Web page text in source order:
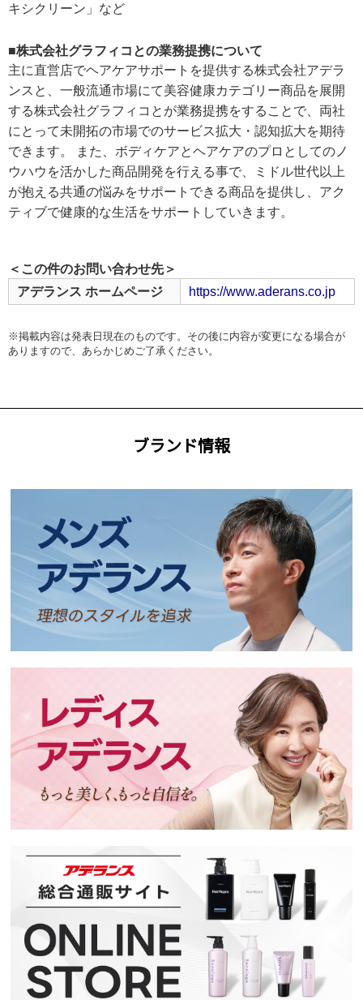
キシクリーン」など
■株式会社グラフィコとの業務提携について
主に直営店でヘアケアサポートを提供する株式会社アデラ
ンスと、一般流通市場にて美容健康カテゴリー商品を展開
する株式会社グラフィコとが業務提携をすることで、両社
にとって未開拓の市場でのサービス拡大・認知拡大を期待
できます。 また、ボディケアとヘアケアのプロとしてのノ
ウハウを活かした商品開発を行える事で、ミドル世代以上
が抱える共通の悩みをサポートできる商品を提供し、アク
ティブで健康的な生活をサポートしていきます。
＜この件のお問い合わせ先＞
アデランス ホームページ
https://www.aderans.co.jp
※掲載内容は発表日現在のものです。その後に内容が変更になる場合が
ありますので、あらかじめご了承ください。
ブランド情報